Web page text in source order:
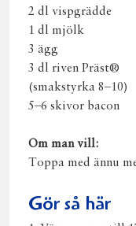
2 dl vispgrädde
1 dl mjölk
3 ägg
3 dl riven Präst®
(smakstyrka 8–10)
5–6 skivor bacon
Om man vill:
Toppa med ännu
Gör så här